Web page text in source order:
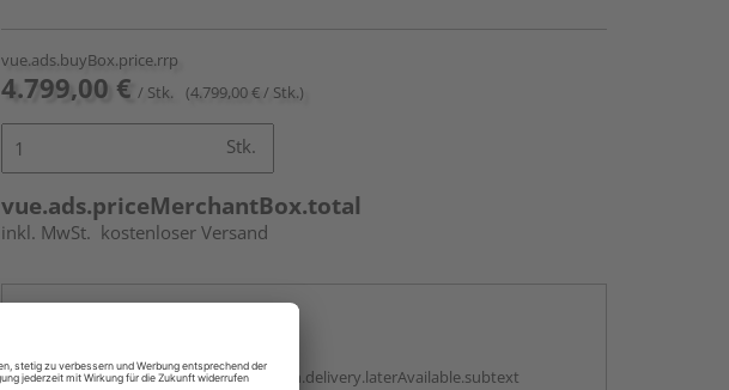
vue.ads.buyBox.price.rrp
4.799,00 € / Stk. (4.799,00 € / Stk.)
Stk.
vue.ads.priceMerchantBox.total
inkl. MwSt. kostenloser Versand
vue.ads.priceMerchantBox.option.delivery.laterAvailable.subtext